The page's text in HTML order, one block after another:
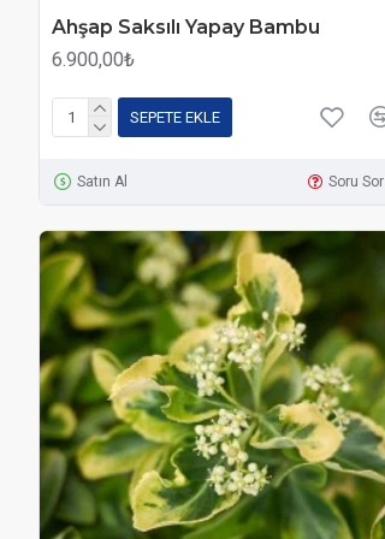
Ahşap Saksılı Yapay Bambu
6.900,00₺
SEPETE EKLE
Satın Al Soru Sor